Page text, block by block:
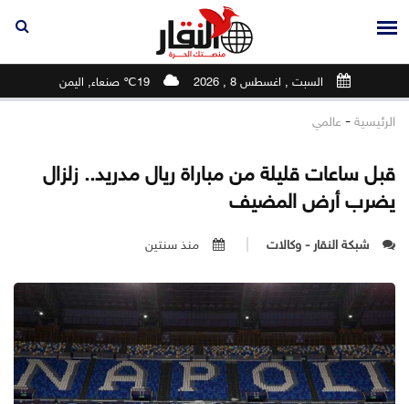
السبت , اغسطس 8 , 2026 19℃ صنعاء, اليمن
الرئيسية - عالمي
قبل ساعات قليلة من مباراة ريال مدريد.. زلزال
يضرب أرض المضيف
شبكة النقار - وكالات منذ سنتين